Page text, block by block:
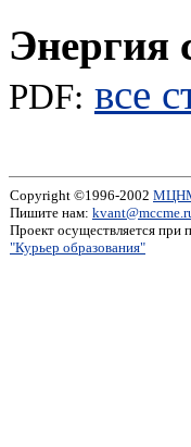
Энергия
PDF: все
Copyright ©1996-2002
Пишите нам:
Проект осуществляется при
"Курьер образования"